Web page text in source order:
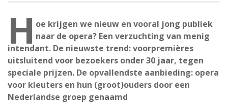
H oe krijgen we nieuw en vooral jong publiek
naar de opera? Een verzuchting van menig
intendant. De nieuwste trend: voorpremières
uitsluitend voor bezoekers onder 30 jaar, tegen
speciale prijzen. De opvallendste aanbieding: opera
voor kleuters en hun (groot)ouders door een
Nederlandse groep genaamd